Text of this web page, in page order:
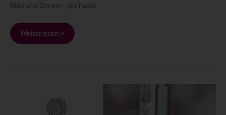
Blitz und Donner, der halbe
Weiterlesen »